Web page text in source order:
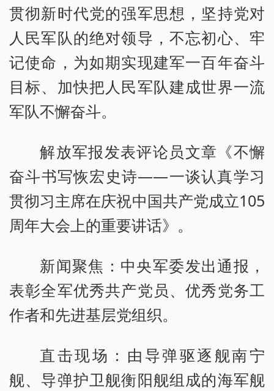
贯彻新时代党的强军思想，坚持党对
人民军队的绝对领导，不忘初心、牢
记使命，为如期实现建军一百年奋斗
目标、加快把人民军队建成世界一流
军队不懈奋斗。
解放军报发表评论员文章《不懈
奋斗书写恢宏史诗——一谈认真学习
贯彻习主席在庆祝中国共产党成立105
周年大会上的重要讲话》。
新闻聚焦：中央军委发出通报，
表彰全军优秀共产党员、优秀党务工
作者和先进基层党组织。
直击现场：由导弹驱逐舰南宁
舰、导弹护卫舰衡阳舰组成的海军舰